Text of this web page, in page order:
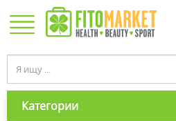
Категории